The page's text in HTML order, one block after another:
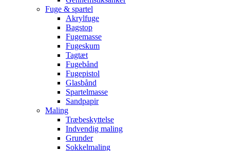
Fuge & spartel
Akrylfuge
Bagstop
Fugemasse
Fugeskum
Tagtæt
Fugebånd
Fugepistol
Glasbånd
Spartelmasse
Sandpapir
Maling
Træbeskyttelse
Indvendig maling
Grunder
Sokkelmaling